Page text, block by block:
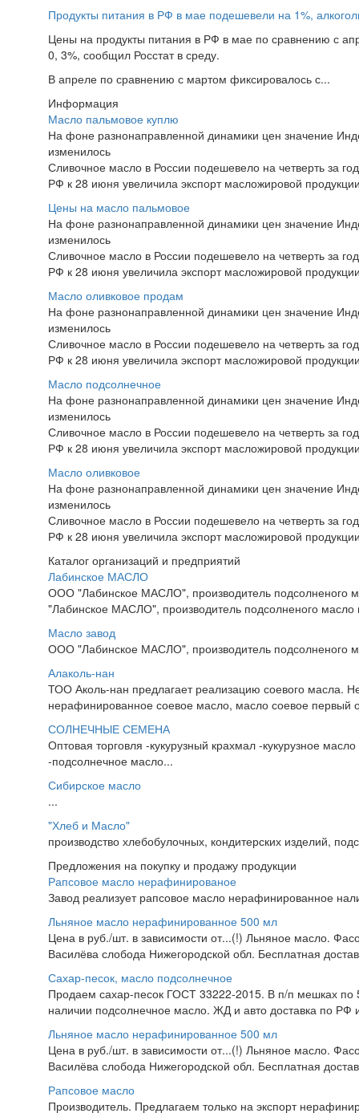
Продукты питания в РФ в мае подешевели на 1%,
Цены на продукты питания в РФ в мае по сравнению с
0, 3%, сообщил Росстат в среду.
В апреле по сравнению с мартом фиксировалось с...
Информация
Масло пальмовое куплю
На фоне разнонаправленной динамики цен значение
изменилось
Сливочное масло в России подешевело на четверть за год
РФ к 28 июня увеличила экспорт масложировой
Цены на масло пальмовое
На фоне разнонаправленной динамики цен значение
изменилось
Сливочное масло в России подешевело на четверть за год
РФ к 28 июня увеличила экспорт масложировой
Масло оливковое продам
На фоне разнонаправленной динамики цен значение
изменилось
Сливочное масло в России подешевело на четверть за год
РФ к 28 июня увеличила экспорт масложировой
Масло подсолнечное
На фоне разнонаправленной динамики цен значение
изменилось
Сливочное масло в России подешевело на четверть за год
РФ к 28 июня увеличила экспорт масложировой
Масло оливковое
На фоне разнонаправленной динамики цен значение
изменилось
Сливочное масло в России подешевело на четверть за год
РФ к 28 июня увеличила экспорт масложировой
Каталог организаций и предприятий
Лабинское МАСЛО
ООО "Лабинское МАСЛО", производитель подсолненого
"Лабинское МАСЛО", производитель подсолненого
Масло завод
ООО "Лабинское МАСЛО", производитель подсолненого
Алаколь-нан
ТОО Аколь-нан предлагает реализацию соевого масла.
нерафинированное соевое масло, масло соевое первый
СОЛНЕЧНЫЕ СЕМЕНА
Оптовая торговля -кукурузный крахмал -кукурузное
-подсолнечное масло...
Сибирское масло
...
"Хлеб и Масло"
производство хлебобулочных, кондитерских изделий,
Предложения на покупку и продажу продукции
Рапсовое масло нерафинированое
Завод реализует рапсовое масло нерафинированное
Льняное масло нерафинированное 500 мл
Цена в руб./шт. в зависимости от...(!) Льняное масло.
Василёва слобода Нижегородской обл. Бесплатная
Сахар-песок, масло подсолнечное
Продаем сахар-песок ГОСТ 33222-2015. В п/п мешках по
наличии подсолнечное масло. ЖД и авто доставка по
Льняное масло нерафинированное 500 мл
Цена в руб./шт. в зависимости от...(!) Льняное масло.
Василёва слобода Нижегородской обл. Бесплатная
Рапсовое масло
Производитель. Предлагаем только на экспорт